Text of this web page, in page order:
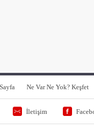
Ne Var Ne Yok? Keşfet
İletişim